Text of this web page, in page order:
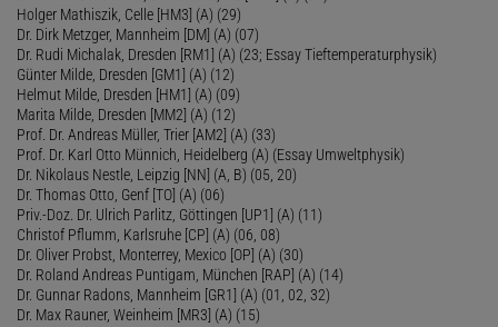
Holger Mathiszik, Celle [HM3] (A) (29)
Dr. Dirk Metzger, Mannheim [DM] (A) (07)
Dr. Rudi Michalak, Dresden [RM1] (A) (23; Essay Tieftemperaturphysik)
Günter Milde, Dresden [GM1] (A) (12)
Helmut Milde, Dresden [HM1] (A) (09)
Marita Milde, Dresden [MM2] (A) (12)
Prof. Dr. Andreas Müller, Trier [AM2] (A) (33)
Prof. Dr. Karl Otto Münnich, Heidelberg (A) (Essay Umweltphysik)
Dr. Nikolaus Nestle, Leipzig [NN] (A, B) (05, 20)
Dr. Thomas Otto, Genf [TO] (A) (06)
Priv.-Doz. Dr. Ulrich Parlitz, Göttingen [UP1] (A) (11)
Christof Pflumm, Karlsruhe [CP] (A) (06, 08)
Dr. Oliver Probst, Monterrey, Mexico [OP] (A) (30)
Dr. Roland Andreas Puntigam, München [RAP] (A) (14)
Dr. Gunnar Radons, Mannheim [GR1] (A) (01, 02, 32)
Dr. Max Rauner, Weinheim [MR3] (A) (15)